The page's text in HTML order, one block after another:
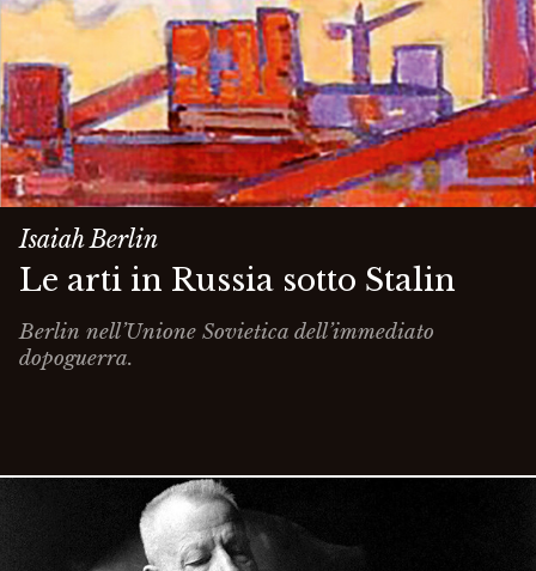
Isaiah Berlin
Le arti in Russia sotto Stalin
Berlin nell’Unione Sovietica dell’immediato
dopoguerra.